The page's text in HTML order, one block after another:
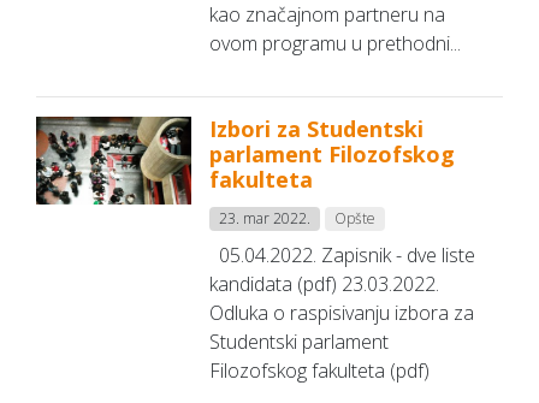
kao značajnom partneru na
ovom programu u prethodni...
Izbori za Studentski
parlament Filozofskog
fakulteta
23. mar 2022. Opšte
05.04.2022. Zapisnik - dve liste
kandidata (pdf) 23.03.2022.
Odluka o raspisivanju izbora za
Studentski parlament
Filozofskog fakulteta (pdf)